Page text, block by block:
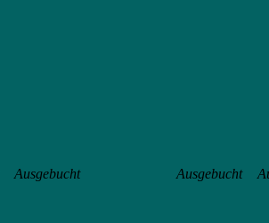
Ausgebucht Ausgebucht